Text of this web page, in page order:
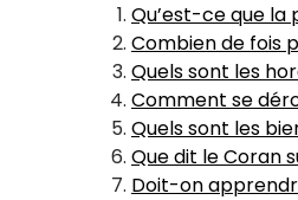
Qu’est-ce que la
Combien de fois
Quels sont les
Comment se
Quels sont les
Que dit le Coran
Doit-on